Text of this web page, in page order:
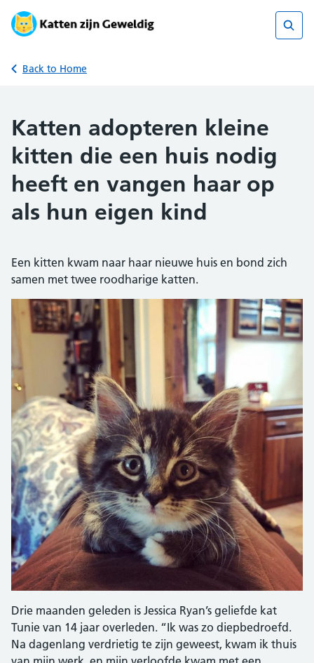
Skip
Back to Home
Katten adopteren kleine
kitten die een huis nodig
heeft en vangen haar op
als hun eigen kind
Een kitten kwam naar haar nieuwe huis en bond zich
samen met twee roodharige katten.
Drie maanden geleden is Jessica Ryan’s geliefde kat
Tunie van 14 jaar overleden. “Ik was zo diepbedroefd.
Na dagenlang verdrietig te zijn geweest, kwam ik thuis